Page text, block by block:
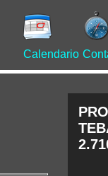
Calendario